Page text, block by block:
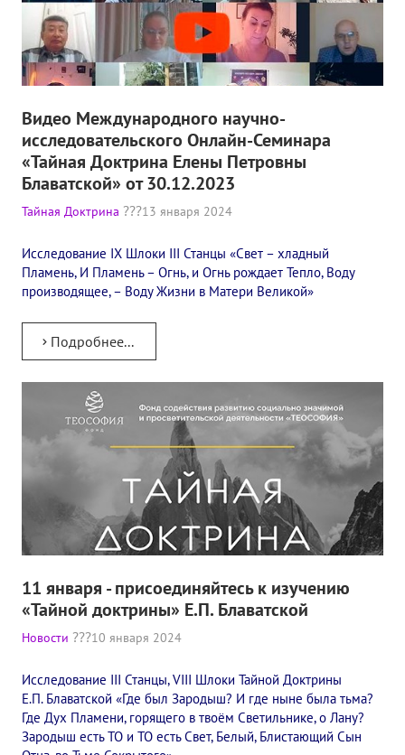
Международный музыкальный Конкурс, посвященный Елене
Выставка «Книжная экспедиция»
Авторское кино Олега Мартынова
Конкурс городов России на право проведения
Памятник Е.П. Блаватской
ШКОЛА ТЕОСОФИИ
О школе Теософии
Открытая школа теософии
Фотоматериалы
Видео
ГОВОРЯТ ТЕОСОФЫ. Рубрика «Вопрос-Ответ»
Книги
Семинары
Плейлист "Международный научно-исследовательский
Плейлист "«Тайная Доктрина» Класс онлайн изучения"
ПОДДЕРЖАТЬ ФОНД
Пожертвовать денежные средства
Видео Международного научно-
исследовательского Онлайн-Семинара
«Тайная Доктрина Елены Петровны
Блаватской» от 30.12.2023
Тайная Доктрина 13 января 2024
Исследование IX Шлоки III Станцы​ «Свет – хладный
Пламень, И Пламень – Огнь, и Огнь рождает Тепло, Воду
производящее, – Воду Жизни в Матери Великой»
Подробнее...
11 января - присоединяйтесь к изучению
«Тайной доктрины» Е.П. Блаватской
Новости 10 января 2024
Исследование III Станцы, VIII Шлоки Тайной Доктрины
Е.П. Блаватской «Где был Зародыш? И где ныне была тьма?
Где Дух Пламени, горящего в твоём Светильнике, о Лану?
Зародыш есть ТО и ТО есть Свет, Белый, Блистающий Сын